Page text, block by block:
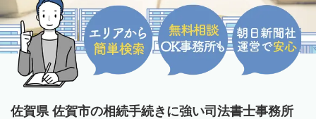
佐賀県 佐賀市の相続手続きに強い司法書士事務所